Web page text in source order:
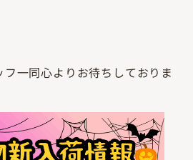
一同心よりお待ちしておりま